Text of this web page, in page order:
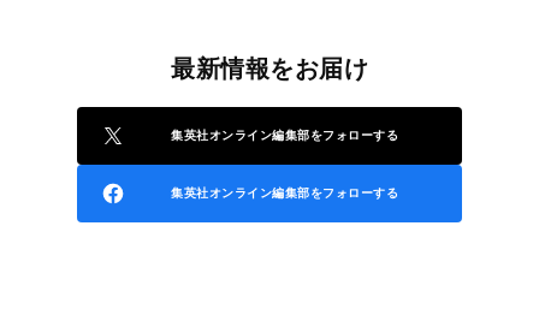
最新情報をお届け
集英社オンライン編集部をフォローする
集英社オンライン編集部をフォローする